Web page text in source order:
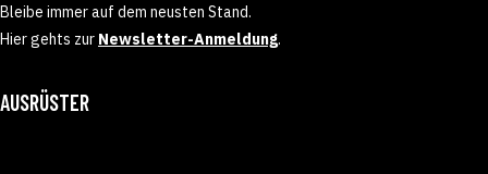
Bleibe immer auf dem neusten Stand.
Hier gehts zur Newsletter-Anmeldung.
AUSRÜSTER